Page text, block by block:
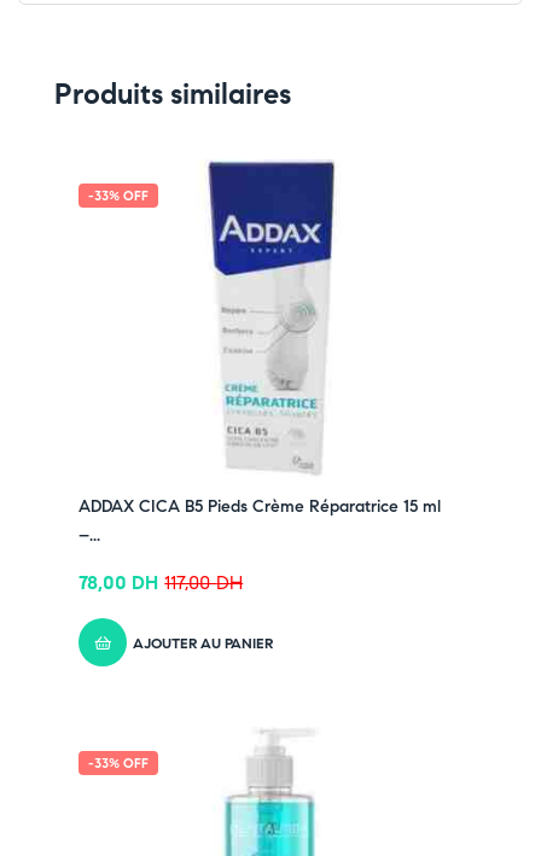
atopique.
➤ Nettoie délicatement sans agresser
➤ Hydrate et apaise durablement
➤ Protège des agressions extérieures
➤ Convient à toute la famille dès la naissance
✔ Pour découvrir nos offres et promotions du
✔ Rejoignez-nous sur Instagram –
Produits similaires
-33% OFF
ADDAX CICA B5 Pieds Crème Réparatrice 15 ml
–...
117,00DH
78,00 DH
AJOUTER AU PANIER
-33% OFF